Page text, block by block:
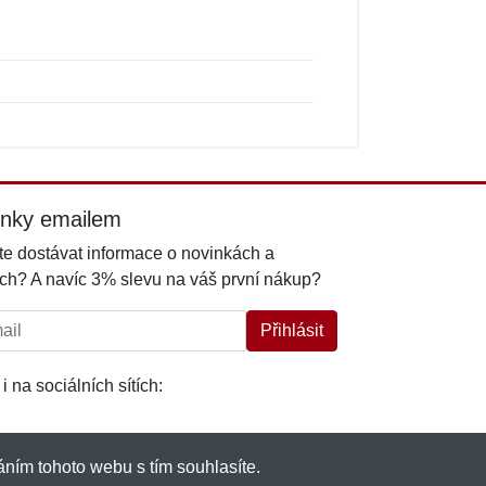
emailem
dostávat informace o novinkách a
A navíc 3% slevu na váš první nákup?
Přihlásit
i na sociálních sítích:
tohoto webu s tím souhlasíte.